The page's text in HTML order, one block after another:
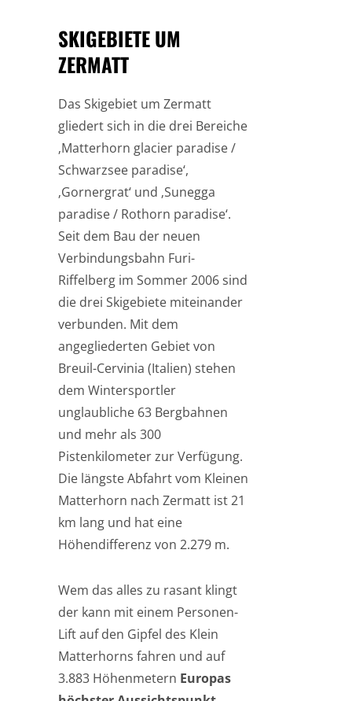
SKIGEBIETE UM
ZERMATT
Das Skigebiet um Zermatt
gliedert sich in die drei Bereiche
‚Matterhorn glacier paradise /
Schwarzsee paradise‘,
‚Gornergrat‘ und ‚Sunegga
paradise / Rothorn paradise‘.
Seit dem Bau der neuen
Verbindungsbahn Furi-
Riffelberg im Sommer 2006 sind
die drei Skigebiete miteinander
verbunden. Mit dem
angegliederten Gebiet von
Breuil-Cervinia (Italien) stehen
dem Wintersportler
unglaubliche 63 Bergbahnen
und mehr als 300
Pistenkilometer zur Verfügung.
Die längste Abfahrt vom Kleinen
Matterhorn nach Zermatt ist 21
km lang und hat eine
Höhendifferenz von 2.279 m.
Wem das alles zu rasant klingt
der kann mit einem Personen-
Lift auf den Gipfel des Klein
Matterhorns fahren und auf
3.883 Höhenmetern Europas